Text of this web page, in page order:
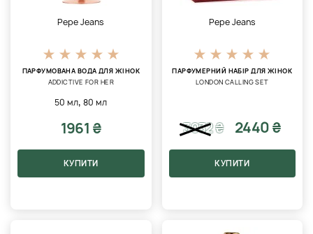
Pepe Jeans
ПАРФУМОВАНА ВОДА ДЛЯ ЖІНОК
ADDICTIVE FOR HER
50 мл,80 мл
1961 ₴
КУПИТИ
Pepe Jeans
ПАРФУМЕРНИЙ НАБІР ДЛЯ ЖІНОК
LONDON CALLING SET
3032₴ 2440 ₴
КУПИТИ